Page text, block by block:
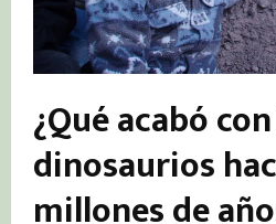
¿Qué acabó
dinosaurios
millones de